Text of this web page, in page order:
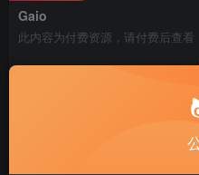
Gaio
此内容为付费资源，请付费后查看
立